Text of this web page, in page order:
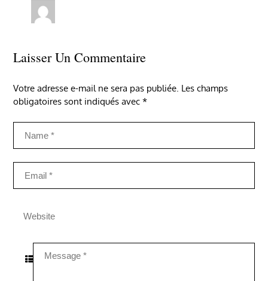
Laisser Un Commentaire
Votre adresse e-mail ne sera pas publiée. Les champs
obligatoires sont indiqués avec*